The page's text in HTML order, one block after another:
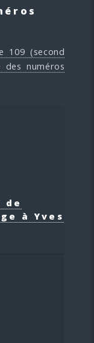
109 (second
des numéros
de
à Yves